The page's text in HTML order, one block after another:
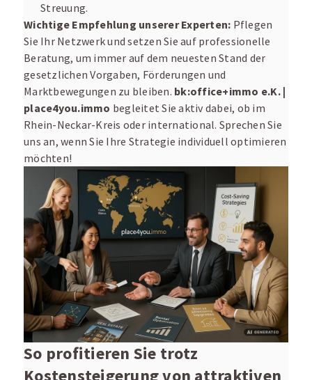
Streuung.
Wichtige Empfehlung unserer Experten: Pflegen
Sie Ihr Netzwerk und setzen Sie auf professionelle
Beratung, um immer auf dem neuesten Stand der
gesetzlichen Vorgaben, Förderungen und
Marktbewegungen zu bleiben. bk:office+immo e.K. |
place4you.immo begleitet Sie aktiv dabei, ob im
Rhein-Neckar-Kreis oder international. Sprechen Sie
uns an, wenn Sie Ihre Strategie individuell optimieren
möchten!
So profitieren Sie trotz
Kostensteigerung von attraktiven